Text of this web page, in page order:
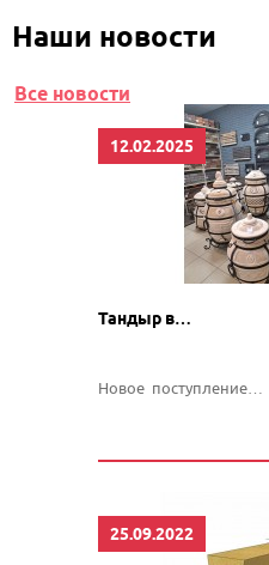
Наши новости
Все новости
12.02.2025
Тандыр в…
Новое поступление…
25.09.2022